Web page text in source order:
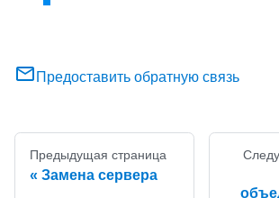
Предоставить обратную связь
Предыдущая страница
Замена сервера